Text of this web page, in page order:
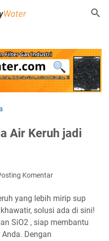
Air Keruh jadi
Komentar
yang lebih mirip sup
solusi ada di sini!
SiO2 , siap membantu
Dengan